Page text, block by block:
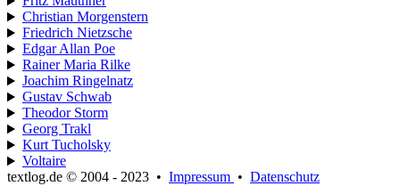
Christian Morgenstern
Friedrich Nietzsche
Edgar Allan Poe
Rainer Maria Rilke
Joachim Ringelnatz
Gustav Schwab
Theodor Storm
Georg Trakl
Kurt Tucholsky
Voltaire
textlog.de © 2004 - 2023 • Impressum • Datenschutz